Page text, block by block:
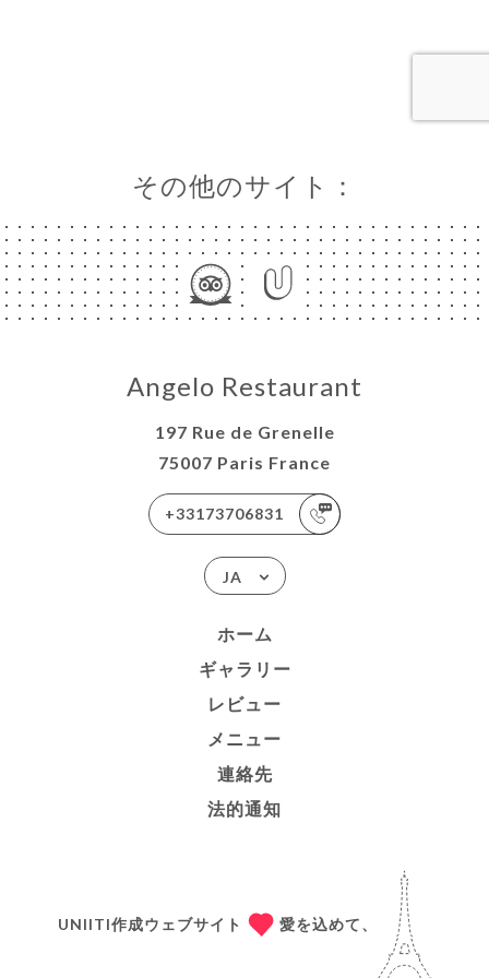
その他のサイト：
Angelo Restaurant
197 Rue de Grenelle
75007 Paris France
+33173706831
JA
ホーム
ギャラリー
レビュー
メニュー
連絡先
法的通知
UNIITI作成ウェブサイト 愛を込めて、